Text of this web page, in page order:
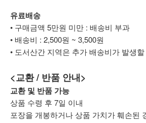
유료배송
• 구매금액 5만원 미만 : 배송비 부과
• 배송비 : 2,500원 ~ 3,500원
• 도서산간 지역은 추가 배송비가 발생
<교환 / 반품 안내>
교환 및 반품 가능
상품 수령 후 7일 이내
포장을 개봉하거나 상품 가치가 훼손된